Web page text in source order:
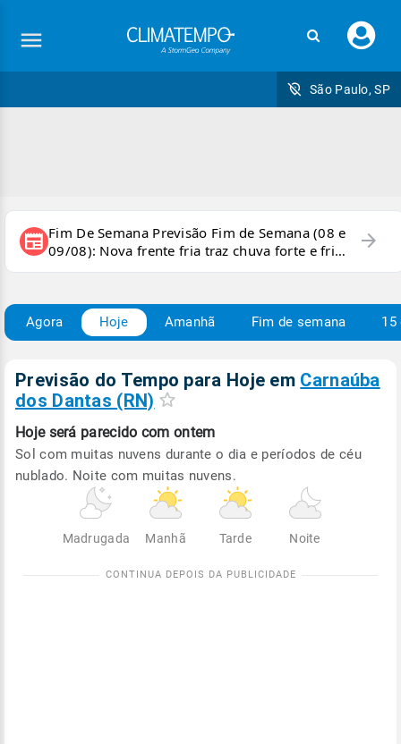
seu
São Paulo, SP
newspaper Fim De Semana Previsão Fim de Semana (08 e
09/08): Nova frente fria traz chuva forte e frio
para áreas do país
arrow_forward
Agora Hoje Amanhã Fim de semana 15
Previsão do Tempo para Hoje em Carnaúba
dos Dantas (RN)
Hoje será parecido com ontem
Sol com muitas nuvens durante o dia e períodos de céu
nublado. Noite com muitas nuvens.
Madrugada Manhã Tarde Noite